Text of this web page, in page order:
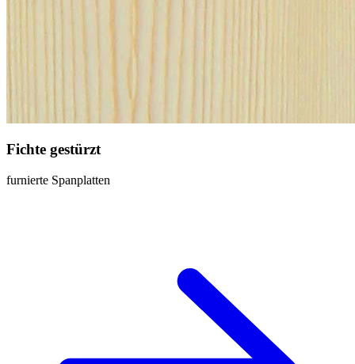
Fichte gestürzt
furnierte Spanplatten